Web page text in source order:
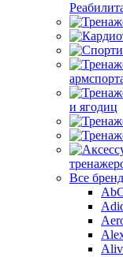
и ягодиц
Все